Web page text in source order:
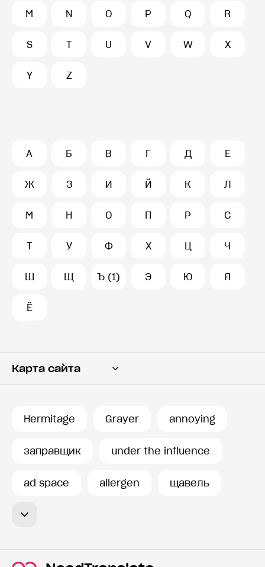
M N O P Q R
S T U V W X
Y Z
А Б В Г Д Е
Ж З И Й К Л
М Н О П Р С
Т У Ф Х Ц Ч
Ш Щ Ъ (1) Э Ю Я
Ё
Карта сайта
История запросов
Hermitage Grayer annoying
заправщик under the influence
ad space allergen щавель